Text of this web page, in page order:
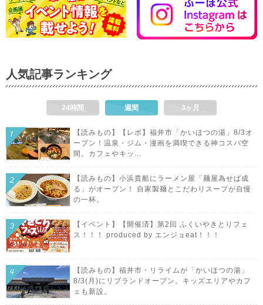
人気記事ランキング
24時間 週間 3ヶ月
【読みもの】【レポ】福井市「かいほつの湯」8/3オ
ープン！温泉・ジム・漫画を満喫できる神コスパ空
間。カフェやキッ...
【読みもの】小浜貴船にラーメン屋「麺屋為せば成
る」がオープン！ 自家製麺とこだわりスープが自慢
の一杯。
【イベント】【開催済】第2回 ふくいやきとりフェ
ス！！！ produced by エンジョeat！！！
【読みもの】福井市・リライムが「かいほつの湯」
8/3(月)にリブランドオープン。キッズエリアやカフ
ェも新設。